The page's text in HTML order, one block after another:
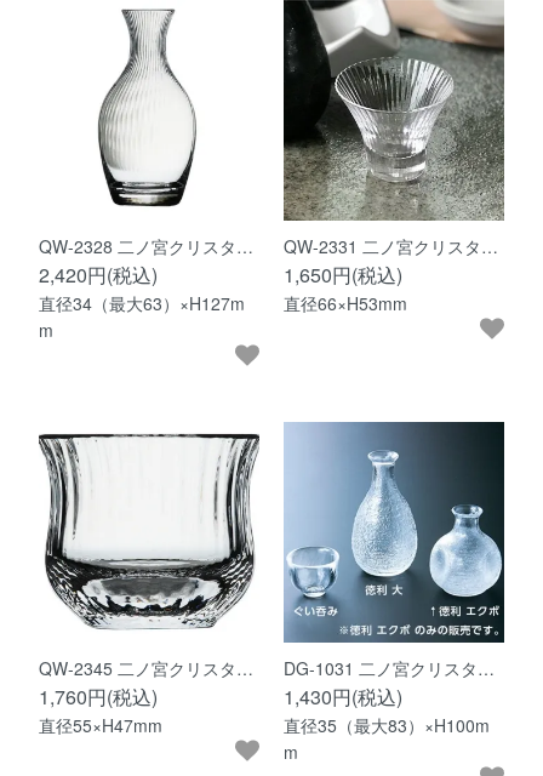
QW-2328 二ノ宮クリスタ…
2,420円(税込)
直径34（最大63）×H127m
m
QW-2331 二ノ宮クリスタ…
1,650円(税込)
直径66×H53mm
QW-2345 二ノ宮クリスタ…
1,760円(税込)
直径55×H47mm
DG-1031 二ノ宮クリスタ…
1,430円(税込)
直径35（最大83）×H100m
m